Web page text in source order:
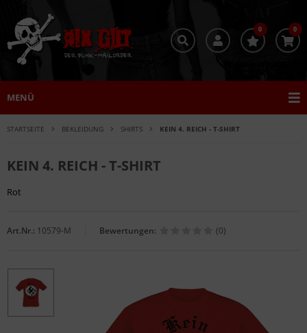
0 0
MENÜ
STARTSEITE BEKLEIDUNG SHIRTS KEIN 4. REICH - T-SHIRT
KEIN 4. REICH - T-SHIRT
Rot
Art.Nr.: 10579-M Bewertungen: (0)